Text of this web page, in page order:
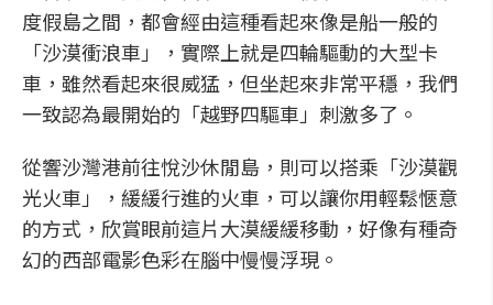
度假島之間，都會經由這種看起來像是船一般的
「沙漠衝浪車」，實際上就是四輪驅動的大型卡
車，雖然看起來很威猛，但坐起來非常平穩，我們
一致認為最開始的「越野四驅車」刺激多了。
從響沙灣港前往悅沙休閒島，則可以搭乘「沙漠觀
光火車」，緩緩行進的火車，可以讓你用輕鬆愜意
的方式，欣賞眼前這片大漠緩緩移動，好像有種奇
幻的西部電影色彩在腦中慢慢浮現。